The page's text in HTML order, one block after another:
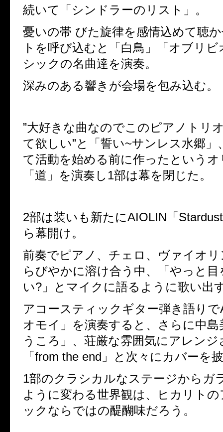
続いて「シンドラーのリスト」。
憂いの帯 びた旋律を感情込めて聴
トを呼び込むと「白鳥」「オブリ
シックの名曲達を演奏。
深みのある響きが会場を包み込む。
”大好きな曲なのでこのピアノトリ
て欲しい”と「誓い~サンレス水郷」
て活動を始める前に作ったという
「道」を演奏し1部は幕を閉じた。
2部は装いも新たにAIOLIN「
ら幕開け。
前奏でピアノ、チェロ、ヴァイオ
らびやかに溶け合う中、「やっと
い?」とマイクに語るように歌い出
アコースティックギター弾き語り
オモイ」を演奏すると、さらに中島
うころ」、荘厳な雰囲気にアレンジ
「from the end」と次々にカバーを
1部のクラシカルなステージからガ
ように変わる世界観は、ヒカリト
ックならではの醍醐味だろう。